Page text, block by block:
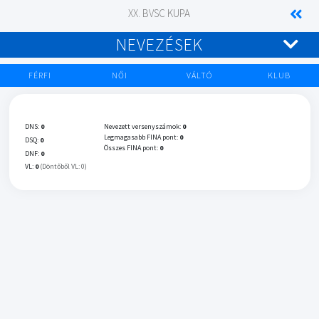
XX. BVSC KUPA
NEVEZÉSEK
FÉRFI NŐI VÁLTÓ KLUB
DNS: 0
DSQ: 0
DNF: 0
VL: 0 (Döntőből VL: 0)
Nevezett versenyszámok: 0
Legmagasabb FINA pont: 0
Összes FINA pont: 0